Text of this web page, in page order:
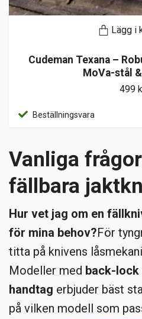
Lägg i
Cudeman Texana –
MoVa-stål
499
Beställningsvara
Vanliga
fällbara
Hur vet jag om en
för mina behov?För
titta på knivens
Modeller med back-lock
handtag erbjuder bäst
på vilken modell som